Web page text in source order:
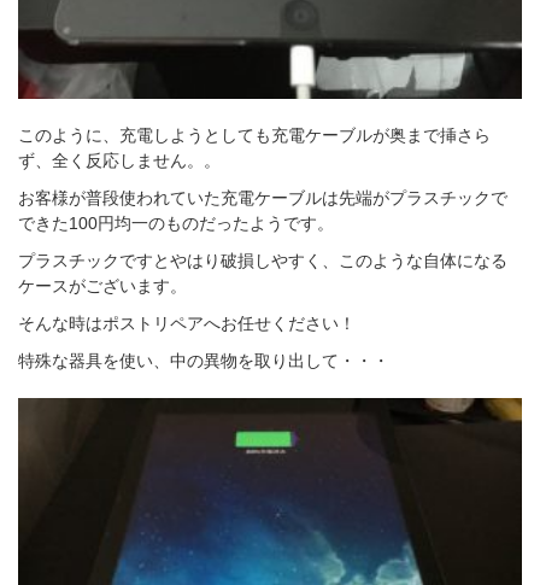
このように、充電しようとしても充電ケーブルが奥まで挿さら
ず、全く反応しません。。
お客様が普段使われていた充電ケーブルは先端がプラスチックで
できた100円均一のものだったようです。
プラスチックですとやはり破損しやすく、このような自体になる
ケースがございます。
そんな時はポストリペアへお任せください！
特殊な器具を使い、中の異物を取り出して・・・